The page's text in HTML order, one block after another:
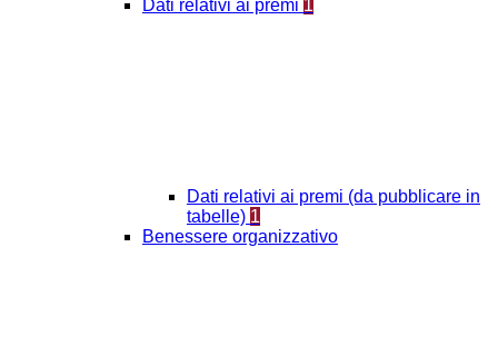
Dati relativi ai premi 1
Dati relativi ai premi (da pubblicare in
tabelle) 1
Benessere organizzativo